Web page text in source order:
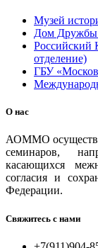
Музей
Дом Дружбы
Российский
отделение)
ГБУ
О нас
АОММО
семинаров,
касающихся
согласия и
Федерации.
Свяжитесь с нами